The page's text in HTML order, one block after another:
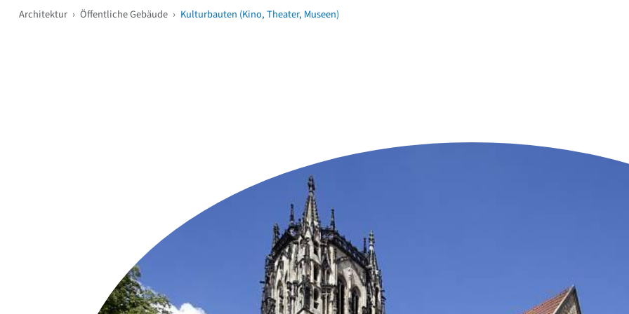
Architektur › Öffentliche Gebäude › Kulturbauten (Kino, Theater, Museen)